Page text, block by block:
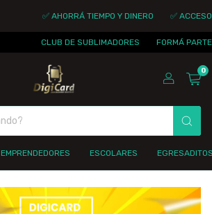
✅ AHORRÁ TIEMPO Y DINERO ✅ ACCESO
CLUB DE SUBLIMADORES FORMÁ PARTE DE LA
0
EMPRENDEDORES ESCOLARES